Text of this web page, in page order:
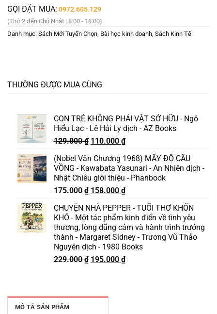
GỌI ĐẶT MUA: 0972.605.129
(Thứ 2 đến Chủ Nhật | 8:00 - 18:00)
Danh mục: Sách Mới Tuyển Chọn, Bài học kinh doanh, Sách Kinh Tế
THƯỜNG ĐƯỢC MUA CÙNG
CON TRẺ KHÔNG PHẢI VẬT SỞ HỮU - Ngô
Hiểu Lạc - Lê Hải Ly dịch - AZ Books
129.000₫ Giá
là:
129.000 ₫.
110.000 ₫Giá
tại
là:
110.000 ₫.
(Nobel Văn Chương 1968) MẤY ĐỘ CẦU
VỒNG - Kawabata Yasunari - An Nhiên dịch -
Nhật Chiêu giới thiệu - Phanbook
175.000₫ Giá
là:
175.000 ₫.
158.000 ₫Giá
tại
là:
158.000 ₫.
CHUYỆN NHÀ PEPPER - TUỔI THƠ KHỐN
KHÓ - Một tác phẩm kinh điển về tình yêu
thương, lòng dũng cảm và hành trình trưởng
thành - Margaret Sidney - Trương Vũ Thảo
Nguyên dịch - 1980 Books
229.000₫ Giá
195.000 ₫Giá
MÔ TẢ SẢN PHẨM